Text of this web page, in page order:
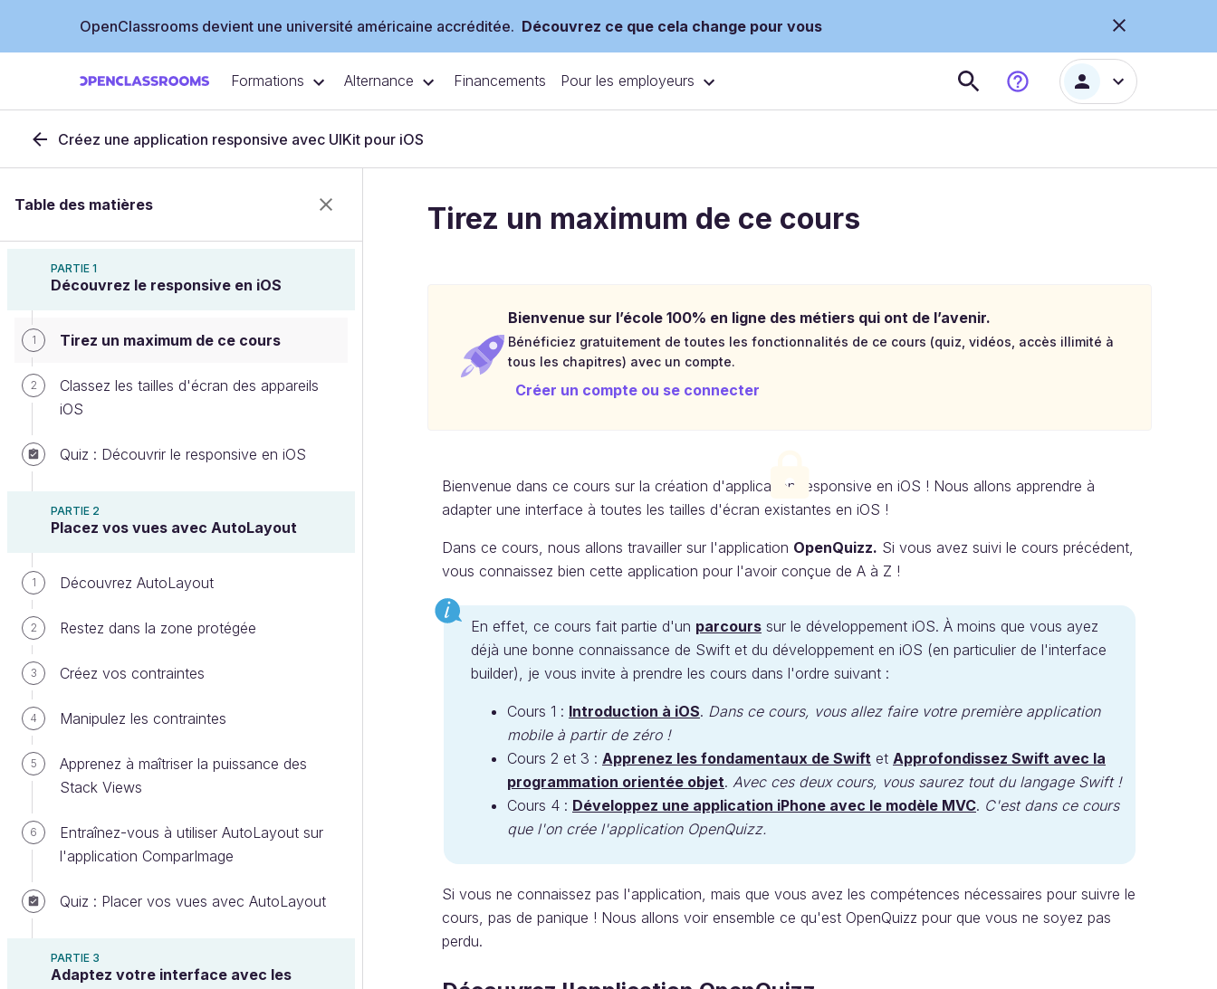
OpenClassrooms devient une université américaine accréditée. Découvrez ce que cela change pour vous
Formations Alternance Financements Pour les employeurs
Créez une application responsive avec UIKit pour iOS
Table des matières
PARTIE 1
Découvrez le responsive en iOS
1 Tirez un maximum de ce cours
2
Classez les tailles d'écran des appareils
iOS
Quiz : Découvrir le responsive en iOS
PARTIE 2
Placez vos vues avec AutoLayout
1 Découvrez AutoLayout
2 Restez dans la zone protégée
3 Créez vos contraintes
4 Manipulez les contraintes
5
Apprenez à maîtriser la puissance des
Stack Views
6
Entraînez-vous à utiliser AutoLayout sur
l'application ComparImage
Quiz : Placer vos vues avec AutoLayout
PARTIE 3
Adaptez votre interface avec les
Tirez un maximum de ce cours
Bienvenue sur l’école 100% en ligne des métiers qui ont de l’avenir.
Bénéficiez gratuitement de toutes les fonctionnalités de ce cours (quiz, vidéos, accès illimité à
tous les chapitres) avec un compte.
Créer un compte ou se connecter
Bienvenue dans ce cours sur la création d'application responsive en iOS ! Nous allons apprendre à
adapter une interface à toutes les tailles d'écran existantes en iOS !
Dans ce cours, nous allons travailler sur l'application OpenQuizz. Si vous avez suivi le cours précédent,
vous connaissez bien cette application pour l'avoir conçue de A à Z !
En effet, ce cours fait partie d'un parcours sur le développement iOS. À moins que vous ayez
déjà une bonne connaissance de Swift et du développement en iOS (en particulier de l'interface
builder), je vous invite à prendre les cours dans l'ordre suivant :
Cours 1 : Introduction à iOS. Dans ce cours, vous allez faire votre première application
mobile à partir de zéro !
Cours 2 et 3 : Apprenez les fondamentaux de Swift et Approfondissez Swift avec la
programmation orientée objet. Avec ces deux cours, vous saurez tout du langage Swift !
Cours 4 : Développez une application iPhone avec le modèle MVC. C'est dans ce cours
que l'on crée l'application OpenQuizz.
Si vous ne connaissez pas l'application, mais que vous avez les compétences nécessaires pour suivre le
cours, pas de panique ! Nous allons voir ensemble ce qu'est OpenQuizz pour que vous ne soyez pas
perdu.